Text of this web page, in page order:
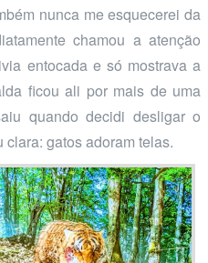
nunca me esquecerei da
chamou a atenção
entocada e só mostrava a
ficou ali por mais de uma
quando decidi desligar o
gatos adoram telas.